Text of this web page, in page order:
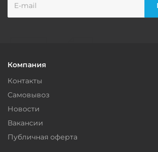
Компания
Контакты
Самовывоз
Новости
Вакансии
Публичная оферта